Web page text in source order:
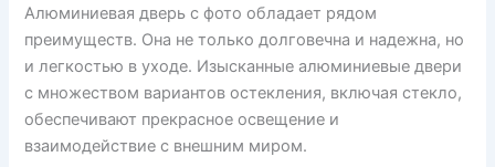
Алюминиевая дверь с фото обладает рядом
преимуществ. Она не только долговечна и надежна, но
и легкостью в уходе. Изысканные алюминиевые двери
с множеством вариантов остекления, включая стекло,
обеспечивают прекрасное освещение и
взаимодействие с внешним миром.